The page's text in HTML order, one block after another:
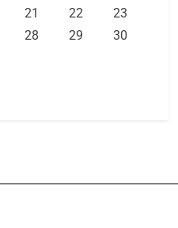
21 22
23
28 29
30